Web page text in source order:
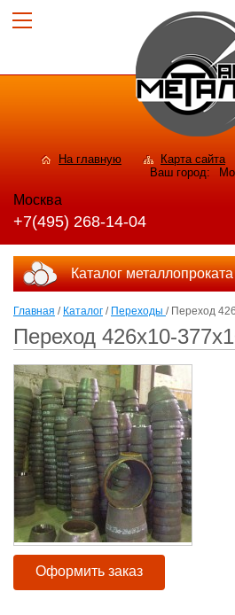
На главную Карта сайта
Ваш город:
Москва
+7(495) 268-14-04
Каталог металлопроката
Главная / Каталог / Переходы / Переход
Переход 426х10-
Оформить заказ